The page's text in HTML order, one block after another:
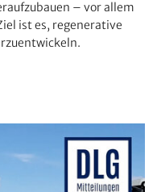
– vor allem
ist es, regenerative